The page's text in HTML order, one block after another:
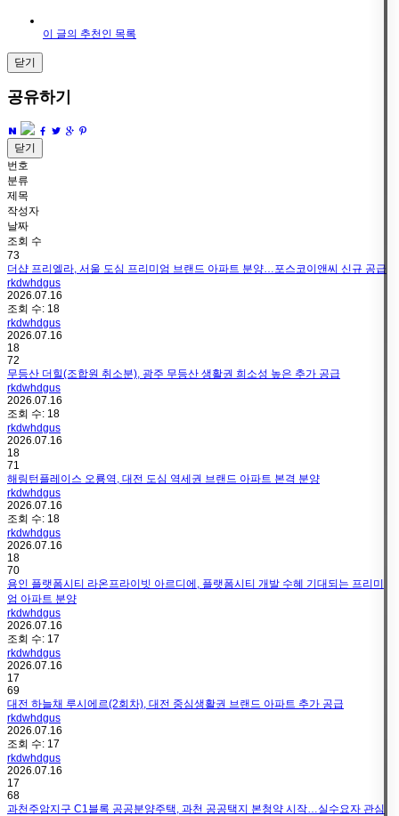
이 글의 추천인 목록
닫기
공유하기
닫기
번호
분류
제목
작성자
날짜
조회 수
73
더샵 프리엘라, 서울 도심 프리미엄 브랜드 아파트 분양…포스코이앤씨 신규 공급
rkdwhdgus
2026.07.16
조회 수: 18
rkdwhdgus
2026.07.16
18
72
무등산 더힐(조합원 취소분), 광주 무등산 생활권 희소성 높은 추가 공급
rkdwhdgus
2026.07.16
조회 수: 18
rkdwhdgus
2026.07.16
18
71
해링턴플레이스 오룡역, 대전 도심 역세권 브랜드 아파트 본격 분양
rkdwhdgus
2026.07.16
조회 수: 18
rkdwhdgus
2026.07.16
18
70
용인 플랫폼시티 라온프라이빗 아르디에, 플랫폼시티 개발 수혜 기대되는 프리미
엄 아파트 분양
rkdwhdgus
2026.07.16
조회 수: 17
rkdwhdgus
2026.07.16
17
69
대전 하늘채 루시에르(2회차), 대전 중심생활권 브랜드 아파트 추가 공급
rkdwhdgus
2026.07.16
조회 수: 17
rkdwhdgus
2026.07.16
17
68
과천주암지구 C1블록 공공분양주택, 과천 공공택지 본청약 시작…실수요자 관심